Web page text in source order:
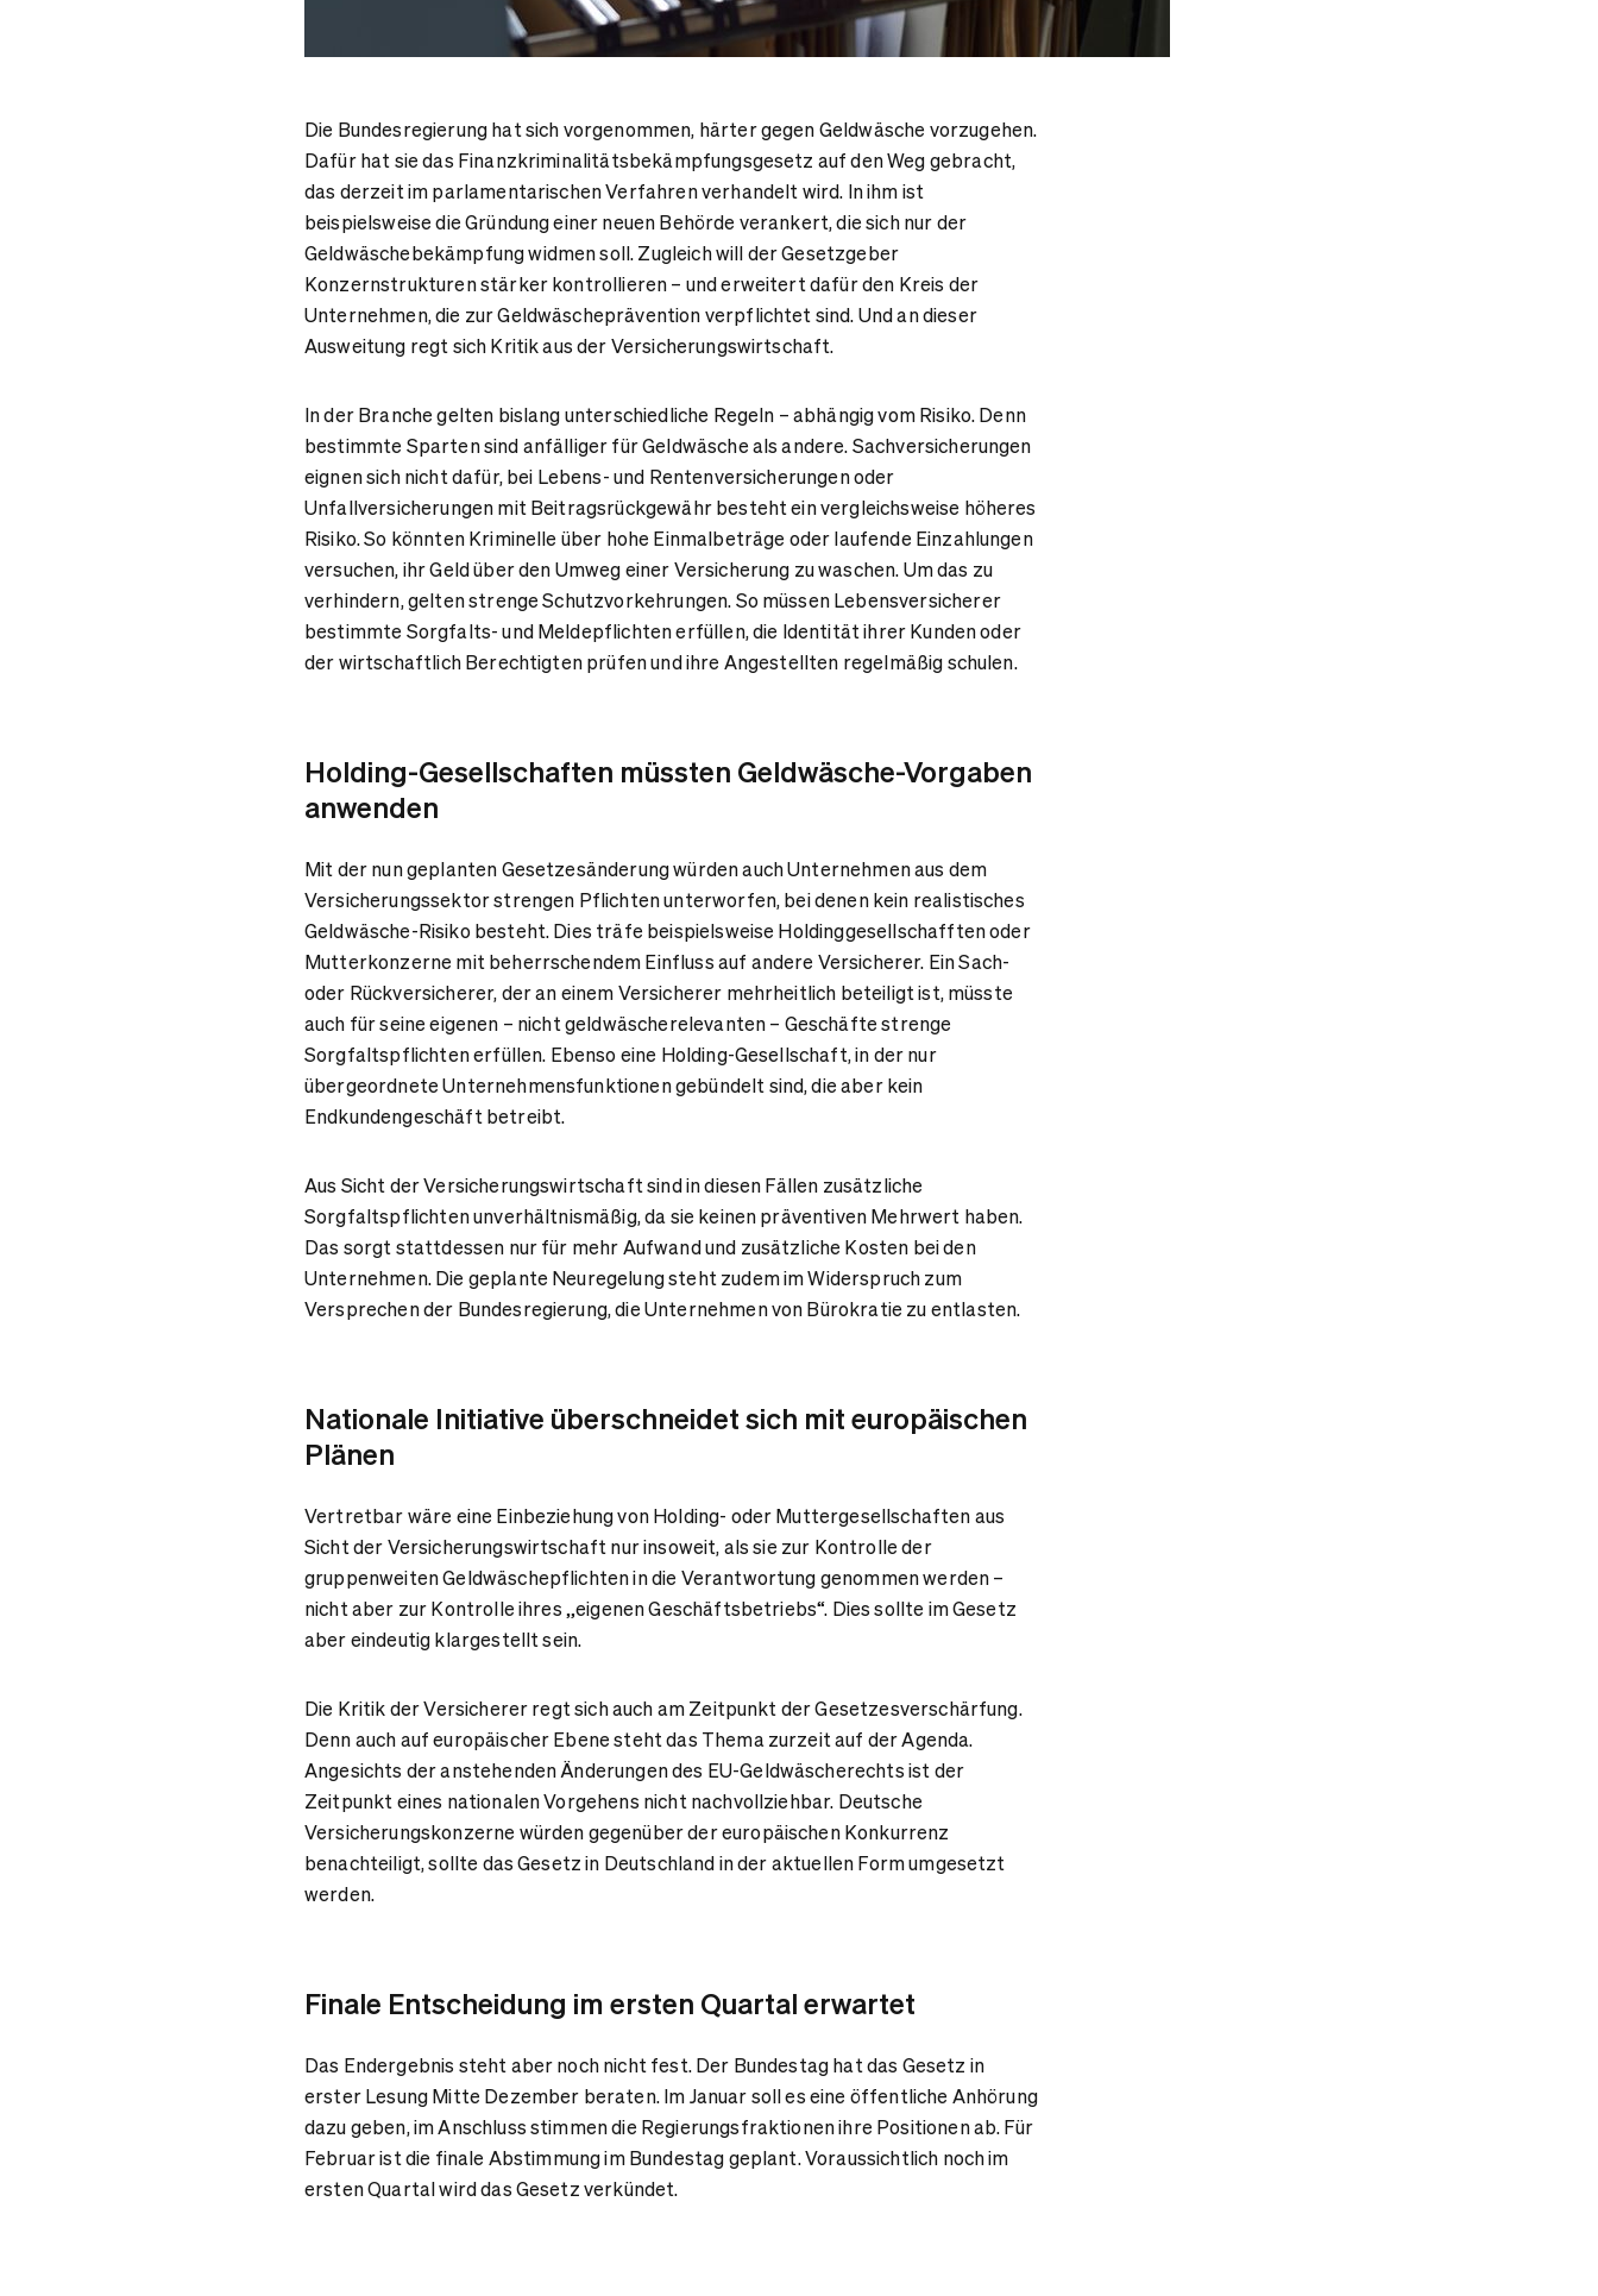
Die Bundesregierung hat sich vorgenommen, härter gegen Geldwäsche vorzugehen.
Dafür hat sie das Finanzkriminalitätsbekämpfungsgesetz auf den Weg gebracht,
das derzeit im parlamentarischen Verfahren verhandelt wird. In ihm ist
beispielsweise die Gründung einer neuen Behörde verankert, die sich nur der
Geldwäschebekämpfung widmen soll. Zugleich will der Gesetzgeber
Konzernstrukturen stärker kontrollieren – und erweitert dafür den Kreis der
Unternehmen, die zur Geldwäscheprävention verpflichtet sind. Und an dieser
Ausweitung regt sich Kritik aus der Versicherungswirtschaft.
In der Branche gelten bislang unterschiedliche Regeln – abhängig vom Risiko. Denn
bestimmte Sparten sind anfälliger für Geldwäsche als andere. Sachversicherungen
eignen sich nicht dafür, bei Lebens- und Rentenversicherungen oder
Unfallversicherungen mit Beitragsrückgewähr besteht ein vergleichsweise höheres
Risiko. So könnten Kriminelle über hohe Einmalbeträge oder laufende Einzahlungen
versuchen, ihr Geld über den Umweg einer Versicherung zu waschen. Um das zu
verhindern, gelten strenge Schutzvorkehrungen. So müssen Lebensversicherer
bestimmte Sorgfalts- und Meldepflichten erfüllen, die Identität ihrer Kunden oder
der wirtschaftlich Berechtigten prüfen und ihre Angestellten regelmäßig schulen.
Holding-Gesellschaften müssten Geldwäsche-Vorgaben
anwenden
Mit der nun geplanten Gesetzesänderung würden auch Unternehmen aus dem
Versicherungssektor strengen Pflichten unterworfen, bei denen kein realistisches
Geldwäsche-Risiko besteht. Dies träfe beispielsweise Holdinggesellschafften oder
Mutterkonzerne mit beherrschendem Einfluss auf andere Versicherer. Ein Sach-
oder Rückversicherer, der an einem Versicherer mehrheitlich beteiligt ist, müsste
auch für seine eigenen – nicht geldwäscherelevanten – Geschäfte strenge
Sorgfaltspflichten erfüllen. Ebenso eine Holding-Gesellschaft, in der nur
übergeordnete Unternehmensfunktionen gebündelt sind, die aber kein
Endkundengeschäft betreibt.
Aus Sicht der Versicherungswirtschaft sind in diesen Fällen zusätzliche
Sorgfaltspflichten unverhältnismäßig, da sie keinen präventiven Mehrwert haben.
Das sorgt stattdessen nur für mehr Aufwand und zusätzliche Kosten bei den
Unternehmen. Die geplante Neuregelung steht zudem im Widerspruch zum
Versprechen der Bundesregierung, die Unternehmen von Bürokratie zu entlasten.
Nationale Initiative überschneidet sich mit europäischen
Plänen
Vertretbar wäre eine Einbeziehung von Holding- oder Muttergesellschaften aus
Sicht der Versicherungswirtschaft nur insoweit, als sie zur Kontrolle der
gruppenweiten Geldwäschepflichten in die Verantwortung genommen werden –
nicht aber zur Kontrolle ihres „eigenen Geschäftsbetriebs“. Dies sollte im Gesetz
aber eindeutig klargestellt sein.
Die Kritik der Versicherer regt sich auch am Zeitpunkt der Gesetzesverschärfung.
Denn auch auf europäischer Ebene steht das Thema zurzeit auf der Agenda.
Angesichts der anstehenden Änderungen des EU-Geldwäscherechts ist der
Zeitpunkt eines nationalen Vorgehens nicht nachvollziehbar. Deutsche
Versicherungskonzerne würden gegenüber der europäischen Konkurrenz
benachteiligt, sollte das Gesetz in Deutschland in der aktuellen Form umgesetzt
werden.
Finale Entscheidung im ersten Quartal erwartet
Das Endergebnis steht aber noch nicht fest. Der Bundestag hat das Gesetz in
erster Lesung Mitte Dezember beraten. Im Januar soll es eine öffentliche Anhörung
dazu geben, im Anschluss stimmen die Regierungsfraktionen ihre Positionen ab. Für
Februar ist die finale Abstimmung im Bundestag geplant. Voraussichtlich noch im
ersten Quartal wird das Gesetz verkündet.